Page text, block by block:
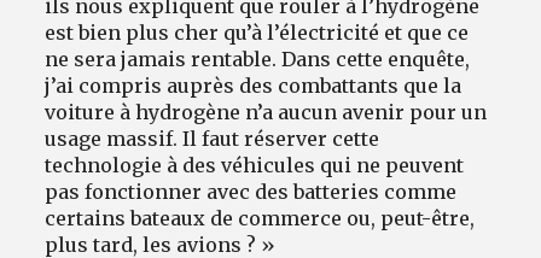
ils nous expliquent que rouler à l’hydrogène
est bien plus cher qu’à l’électricité et que ce
ne sera jamais rentable. Dans cette enquête,
j’ai compris auprès des combattants que la
voiture à hydrogène n’a aucun avenir pour un
usage massif. Il faut réserver cette
technologie à des véhicules qui ne peuvent
pas fonctionner avec des batteries comme
certains bateaux de commerce ou, peut-être,
plus tard, les avions ? »